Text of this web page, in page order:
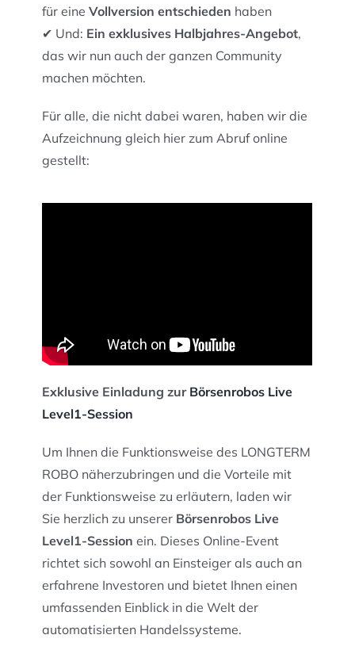
für eineVollversion entschieden haben
✔ Und: Ein exklusives Halbjahres-Angebot,
das wir nun auch der ganzen Community
machen möchten.
Für alle, die nicht dabei waren, haben wir die
Aufzeichnung gleich hier zum Abruf online
gestellt:
Exklusive Einladung zur Börsenrobos Live
Level1-Session
Um Ihnen die Funktionsweise des LONGTERM
ROBO näherzubringen und die Vorteile mit
der Funktionsweise zu erläutern, laden wir
Sie herzlich zu unserer Börsenrobos Live
Level1-Session ein. Dieses Online-Event
richtet sich sowohl an Einsteiger als auch an
erfahrene Investoren und bietet Ihnen einen
umfassenden Einblick in die Welt der
automatisierten Handelssysteme.​